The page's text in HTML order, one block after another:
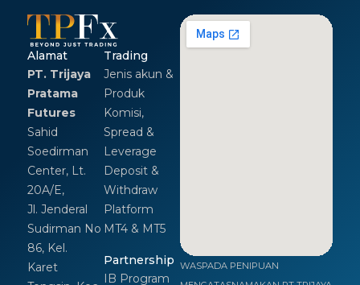
Alamat
PT. Trijaya
Pratama
Futures
Sahid
Soedirman
Center, Lt.
20A/E,
Jl. Jenderal
Sudirman No
86, Kel.
Karet
Trading
Jenis akun &
Produk
Komisi,
Spread &
Leverage
Deposit &
Withdraw
Platform
MT4 & MT5
Partnership
IB Program
WASPADA PENIPUAN